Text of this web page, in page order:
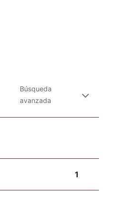
Búsqueda
avanzada
1